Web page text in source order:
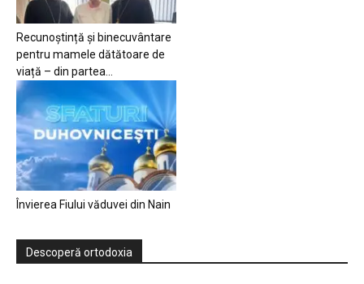
Recunoștință și binecuvântare
pentru mamele dătătoare de
viață – din partea...
Învierea Fiului văduvei din Nain
Descoperă ortodoxia